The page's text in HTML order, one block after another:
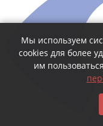
Мы используем
cookies для более
им